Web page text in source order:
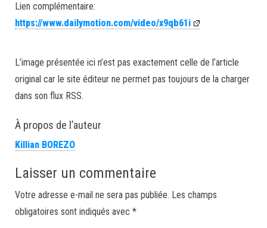
Lien complémentaire:
https://www.dailymotion.com/video/x9qb61i
L’image présentée ici n’est pas exactement celle de l’article
original car le site éditeur ne permet pas toujours de la charger
dans son flux RSS.
À propos de l’auteur
Killian BOREZO
Laisser un commentaire
Votre adresse e-mail ne sera pas publiée. Les champs
obligatoires sont indiqués avec *